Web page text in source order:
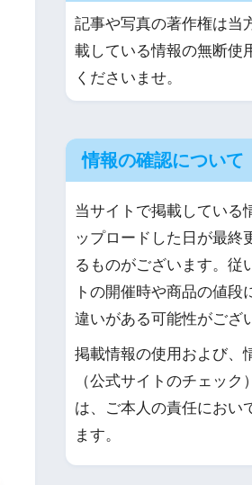
記事や写真の著作権は当
載している情報の無断使
くださいませ。
情報の確認について
当サイトで掲載している
ップロードした日が最終
るものがございます。従
トの開催時や商品の値段
違いがある可能性がござ
掲載情報の使用および、
（公式サイトのチェック
は、ご本人の責任におい
ます。